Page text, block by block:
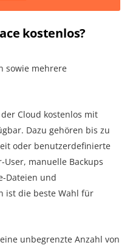
kostenlos?
sowie mehrere
Cloud kostenlos mit
Dazu gehören bis zu
oder benutzerdefinierte
User, manuelle Backups
Dateien und
ist die beste Wahl für
unbegrenzte Anzahl von